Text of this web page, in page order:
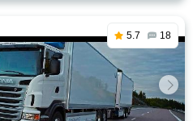
5.7 18